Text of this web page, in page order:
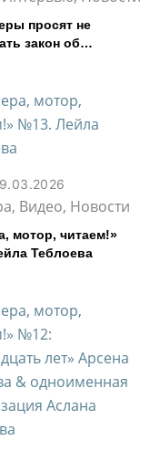
просят не
закон об
Видео, Новости
мотор, читаем!»
Теблоева